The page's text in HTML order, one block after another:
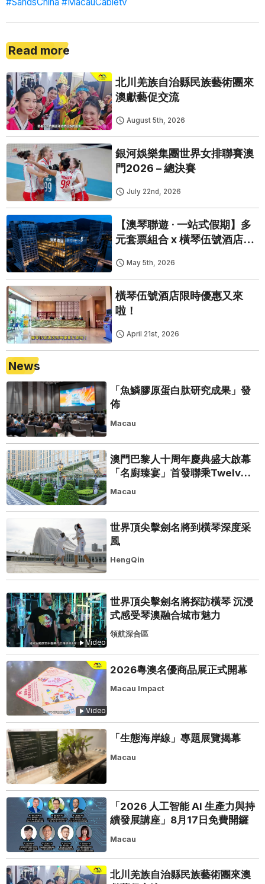
#SandsChina #MacauCabletv
Read more
北川羌族自治縣民族藝術團來
澳獻藝促交流
August 5th, 2026
銀河娛樂集團世界女排聯賽澳
門2026 – 總決賽
July 22nd, 2026
【澳琴聯遊 · 一站式假期】多
元套票組合 x 橫琴伍號酒店｜
May 5th, 2026
橫琴伍號酒店限時優惠又來
啦！
April 21st, 2026
News
「魚鱗膠原蛋白肽研究成果」發
佈
Macau
澳門巴黎人十周年慶典盛大啟幕
「名廚臻宴」首發聯乘Twelve
25演繹極致法式風雅
Macau
世界頂尖擊劍名將到橫琴深度采
風
HengQin
Video
世界頂尖擊劍名將探訪橫琴 沉浸
式感受琴澳融合城市魅力
領航深合區
Video
2026粵澳名優商品展正式開幕
Macau Impact
「生態海岸線」專題展覽揭幕
Macau
「2026 人工智能 AI 生產力與持
續發展講座」8月17日免費開鑼
Macau
北川羌族自治縣民族藝術團來澳